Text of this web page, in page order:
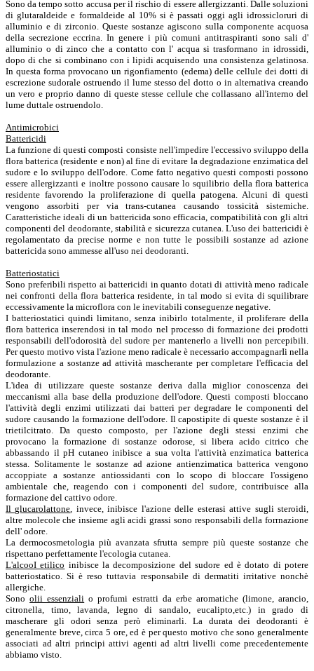
Sono da tempo sotto accusa per il rischio di essere allergizzanti. Dalle soluzioni
di glutaraldeide e formaldeide al 10% si è passati oggi agli idrossicloruri di
alluminio e di zirconio. Queste sostanze agiscono sulla componente acquosa
della secrezione eccrina. In genere i più comuni antitraspiranti sono sali d'
alluminio o di zinco che a contatto con l' acqua si trasformano in idrossidi,
dopo di che si combinano con i lipidi acquisendo una consistenza gelatinosa.
In questa forma provocano un rigonfiamento (edema) delle cellule dei dotti di
escrezione sudorale ostruendo il lume stesso del dotto o in alternativa creando
un vero e proprio danno di queste stesse cellule che collassano all'interno del
lume duttale ostruendolo.
Antimicrobici
Battericidi
La funzione di questi composti consiste nell'impedire l'eccessivo sviluppo della
flora batterica (residente e non) al fine di evitare la degradazione enzimatica del
sudore e lo sviluppo dell'odore. Come fatto negativo questi composti possono
essere allergizzanti e inoltre possono causare lo squilibrio della flora batterica
residente favorendo la proliferazione di quella patogena. Alcuni di questi
vengono assorbiti per via trans-cutanea causando tossicità sistemiche.
Caratteristiche ideali di un battericida sono efficacia, compatibilità con gli altri
componenti del deodorante, stabilità e sicurezza cutanea. L'uso dei battericidi è
regolamentato da precise norme e non tutte le possibili sostanze ad azione
battericida sono ammesse all'uso nei deodoranti.
Batteriostatici
Sono preferibili rispetto ai battericidi in quanto dotati di attività meno radicale
nei confronti della flora batterica residente, in tal modo si evita di squilibrare
eccessivamente la microflora con le inevitabili conseguenze negative.
I batteriostatici quindi limitano, senza inibirlo totalmente, il proliferare della
flora batterica inserendosi in tal modo nel processo di formazione dei prodotti
responsabili dell'odorosità del sudore per mantenerlo a livelli non percepibili.
Per questo motivo vista l'azione meno radicale è necessario accompagnarIi nella
formulazione a sostanze ad attività mascherante per completare l'efficacia del
deodorante.
L'idea di utilizzare queste sostanze deriva dalla miglior conoscenza dei
meccanismi alla base della produzione dell'odore. Questi composti bloccano
l'attività degli enzimi utilizzati dai batteri per degradare le componenti del
sudore causando la formazione dell'odore. Il capostipite di queste sostanze è il
trietilcitrato. Da questo composto, per l'azione degli stessi enzimi che
provocano la formazione di sostanze odorose, si libera acido citrico che
abbassando il pH cutaneo inibisce a sua volta l'attività enzimatica batterica
stessa. Solitamente le sostanze ad azione antienzimatica batterica vengono
accoppiate a sostanze antiossidanti con lo scopo di bloccare l'ossigeno
ambientale che, reagendo con i componenti del sudore, contribuisce alla
formazione del cattivo odore.
Il glucarolattone, invece, inibisce l'azione delle esterasi attive sugli steroidi,
altre molecole che insieme agli acidi grassi sono responsabili della forrnazione
dell' odore.
La dermocosmetologia più avanzata sfrutta sempre più queste sostanze che
rispettano perfettamente l'ecologia cutanea.
L'alcooI etilico inibisce la decomposizione del sudore ed è dotato di potere
batteriostatico. Si è reso tuttavia responsabile di dermatiti irritative nonchè
allergiche.
Sonoolii essenziali o profumi estratti da erbe aromatiche (limone, arancio,
citronella, timo, lavanda, legno di sandalo, eucalipto,etc.) in grado di
mascherare gli odori senza però eliminarli. La durata dei deodoranti è
generalmente breve, circa 5 ore, ed è per questo motivo che sono generalmente
associati ad altri principi attivi agenti ad altri livelli come precedentemente
abbiamo visto.